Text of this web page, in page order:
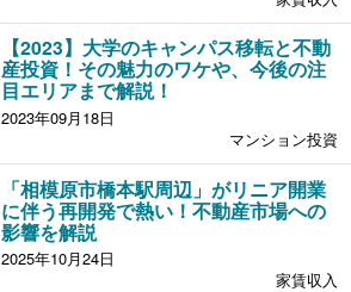
【2023】大学のキャンパス移転と不動
産投資！その魅力のワケや、今後の注
目エリアまで解説！
2023年09月18日
マンション投資
「相模原市橋本駅周辺」がリニア開業
に伴う再開発で熱い！不動産市場への
影響を解説
2025年10月24日
家賃収入